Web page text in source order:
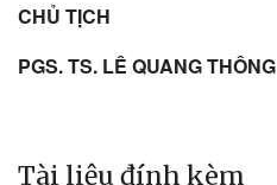
CHỦ TỊCH
PGS. TS. LÊ QUANG THÔNG
Tài liệu đính kèm